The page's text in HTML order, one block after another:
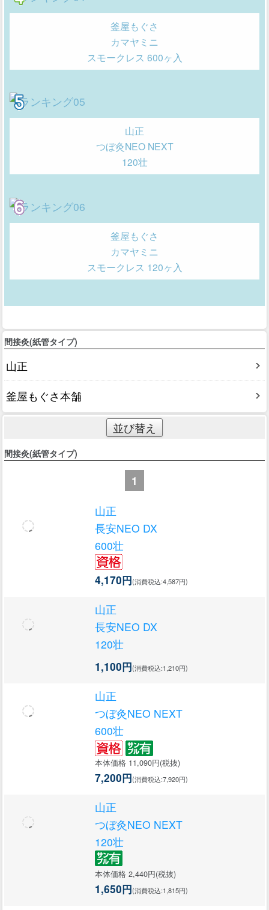
釜屋もぐさ
カマヤミニ
スモークレス 600ヶ入
山正
つぼ灸NEO NEXT
120壮
釜屋もぐさ
カマヤミニ
スモークレス 120ヶ入
間接灸(紙管タイプ)
山正
釜屋もぐさ本舗
並び替え
間接灸(紙管タイプ)
1
山正
長安NEO DX
600壮
4,170円(消費税込:4,587円)
山正
長安NEO DX
120壮
1,100円(消費税込:1,210円)
山正
つぼ灸NEO NEXT
600壮
本体価格 11,090円(税抜)
7,200円(消費税込:7,920円)
山正
つぼ灸NEO NEXT
120壮
本体価格 2,440円(税抜)
1,650円(消費税込:1,815円)